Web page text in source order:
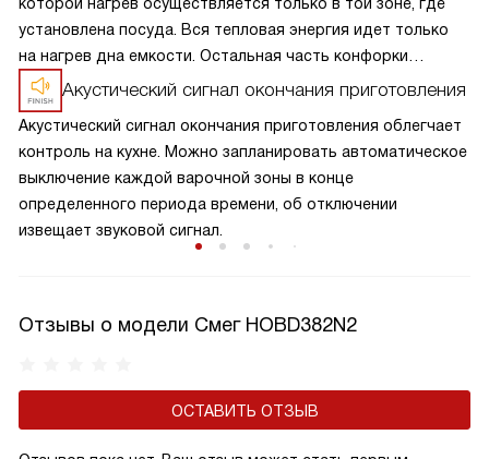
установлена посуда. Вся тепловая энергия идет только
на нагрев дна емкости. Остальная часть конфорки
остается холодной, как только вы убираете посуду,
конфорка отключается.
Акустический сигнал окончания приготовления
Акустический сигнал окончания приготовления облегчает
контроль на кухне. Можно запланировать автоматическое
выключение каждой варочной зоны в конце
определенного периода времени, об отключении
извещает звуковой сигнал.
Отзывы о модели Смег HOBD382N2
ОСТАВИТЬ ОТЗЫВ